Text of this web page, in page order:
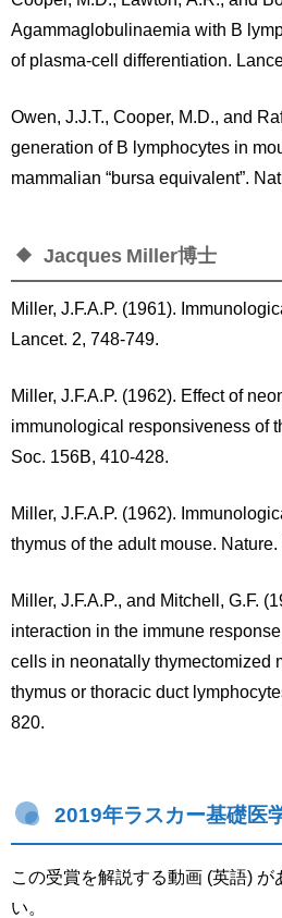
Agammaglobulinaemia with B
of plasma-cell differentiation.
Owen, J.J.T., Cooper, M.D., and
generation of B lymphocytes in
mammalian “bursa equivalent”.
Jacques Miller博士
Miller, J.F.A.P. (1961).
Lancet. 2, 748-749.
Miller, J.F.A.P. (1962). Effect of
immunological responsiveness of
Soc. 156B, 410-428.
Miller, J.F.A.P. (1962).
thymus of the adult mouse.
Miller, J.F.A.P., and Mitchell, G.F.
interaction in the immune
cells in neonatally thymectomized
thymus or thoracic duct
820.
2019年ラスカー基礎医
この受賞を解説する動画 (英語) が
い。